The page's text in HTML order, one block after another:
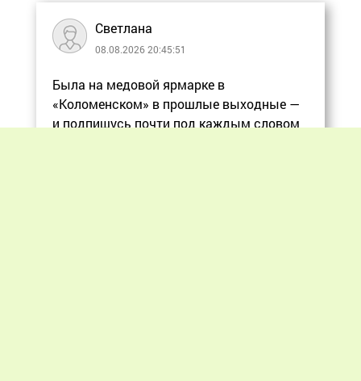
Светлана
08.08.2026 20:45:51
Была на медовой ярмарке в
«Коломенском» в прошлые выходные —
и подпишусь почти под каждым словом